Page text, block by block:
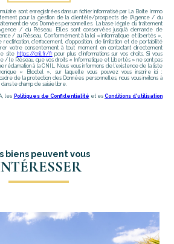
sont enregistrées dans un fichier informatisé par La Boite Immo
pour la gestion de la clientèle/prospects de l'Agence / du
de vos Données personnelles. La base légale du traitement
/ du Réseau. Elles sont conservées jusqu'à demande de
/ au Réseau. Conformément à la loi « informatique et libertés »,
d’effacement, d’opposition, de limitation et de portabilité
votre consentement à tout moment en contactant directement
site https://cnil.fr/frpour plus d’informations sur vos droits. Si vous
/ le Réseau, que vos droits « Informatique et Libertés » ne sont pas
à la CNIL. Nous vous informons de l’existence de la liste
« Bloctel », sur laquelle vous pouvez vous inscrire ici :
de la protection des Données personnelles, nous vous invitons à
le champ de saisie libre.
les Politiques de Confidentialité et es Conditions d'utilisation
biens peuvent vous